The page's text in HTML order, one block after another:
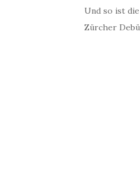
Und so ist
Zürcher